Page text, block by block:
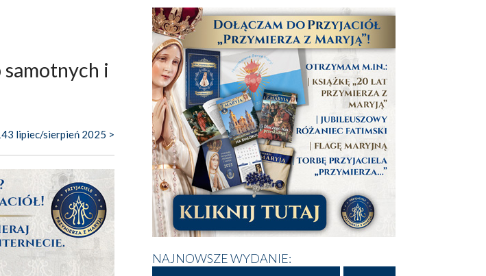
i
lipiec/sierpień 2025 >
NAJNOWSZE WYDANIE: